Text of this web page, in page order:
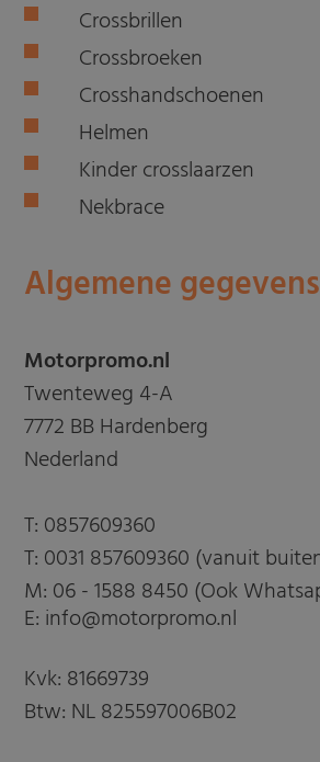
Crossbrillen
Crossbroeken
Crosshandschoenen
Helmen
Kinder crosslaarzen
Nekbrace
Algemene gegevens
Motorpromo.nl
Twenteweg 4-A
7772 BB Hardenberg
Nederland
T: 0857609360
T: 0031 857609360 (vanuit
M: 06 - 1588 8450 (Ook
E: info@motorpromo.nl
Kvk: 81669739
Btw: NL 825597006B02